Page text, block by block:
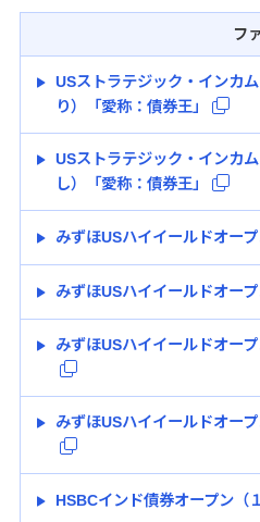
フ
USストラテジック・インカ
り）「愛称：債券王」
USストラテジック・インカ
し）「愛称：債券王」
みずほUSハイイールドオー
みずほUSハイイールドオー
みずほUSハイイールドオー
みずほUSハイイールドオー
HSBCインド債券オープン（